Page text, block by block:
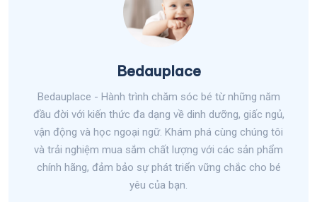
Bedauplace
Bedauplace - Hành trình chăm sóc bé từ những năm
đầu đời với kiến thức đa dạng về dinh dưỡng, giấc ngủ,
vận động và học ngoại ngữ. Khám phá cùng chúng tôi
và trải nghiệm mua sắm chất lượng với các sản phẩm
chính hãng, đảm bảo sự phát triển vững chắc cho bé
yêu của bạn.